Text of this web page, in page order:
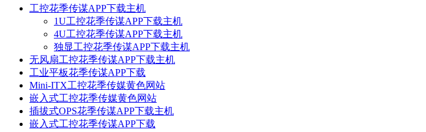
工控花季传谋APP下载主机
1U工控花季传谋APP下载主机
4U工控花季传谋APP下载主机
独显工控花季传谋APP下载主机
无风扇工控花季传谋APP下载主机
工业平板花季传谋APP下载
Mini-ITX工控花季传媒黄色网站
嵌入式工控花季传媒黄色网站
插拔式OPS花季传谋APP下载主机
嵌入式工控花季传谋APP下载